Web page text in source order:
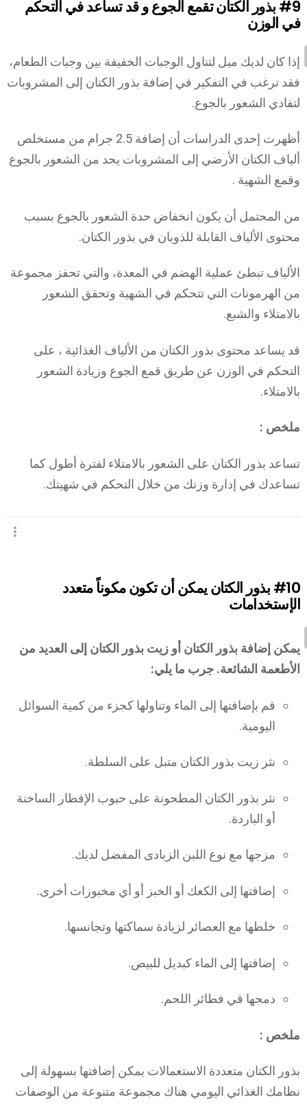
#9 بذور الكتان تقمع الجوع و قد تساعد في التحكم
في الوزن
إذا كان لديك ميل لتناول الوجبات الخفيفة بين وجبات الطعام،
فقد ترغب في التفكير في إضافة بذور الكتان إلى المشروبات
لتفادي الشعور بالجوع.
أظهرت إحدى الدراسات أن إضافة 2.5 جرام من مستخلص
ألياف الكتان الأرضي إلى المشروبات يحد من الشعور بالجوع
وقمع الشهية .
من المحتمل أن يكون انخفاض حدة الشعور بالجوع بسبب
محتوى الألياف القابلة للذوبان في بذور الكتان.
الألياف تبطئ عملية الهضم في المعدة، والتي تحفز مجموعة
من الهرمونات التي تتحكم في الشهية وتحقق الشعور
بالامتلاء والشبع.
قد يساعد محتوى بذور الكتان من الألياف الغذائية ، على
التحكم في الوزن عن طريق قمع الجوع وزيادة الشعور
بالامتلاء.
ملخص :
تساعد بذور الكتان على الشعور بالامتلاء لفترة أطول كما
تساعدك في إدارة وزنك من خلال التحكم في شهيتك.
#10 بذور الكتان يمكن أن تكون مكوناً متعدد
الإستخدامات
يمكن إضافة بذور الكتان أو زيت بذور الكتان إلى العديد من
الأطعمة الشائعة. جرب ما يلي:
قم بإضافتها إلى الماء وتناولها كجزء من كمية السوائل
اليومية.
نثر زيت بذور الكتان متبل على السلطة.
نثر بذور الكتان المطحونة على حبوب الإفطار الساخنة
أو الباردة.
مزجها مع نوع اللبن الزبادى المفضل لديك.
إضافتها إلى الكعك أو الخبز أو أي مخبوزات أخرى.
خلطها مع العصائر لزيادة سماكتها وتجانسها.
إضافتها إلى الماء كبديل للبيض.
دمجها في فطائر اللحم.
ملخص :
بذور الكتان متعددة الاستعمالات يمكن إضافتها بسهولة إلى
نظامك الغذائي اليومي هناك مجموعة متنوعة من الوصفات